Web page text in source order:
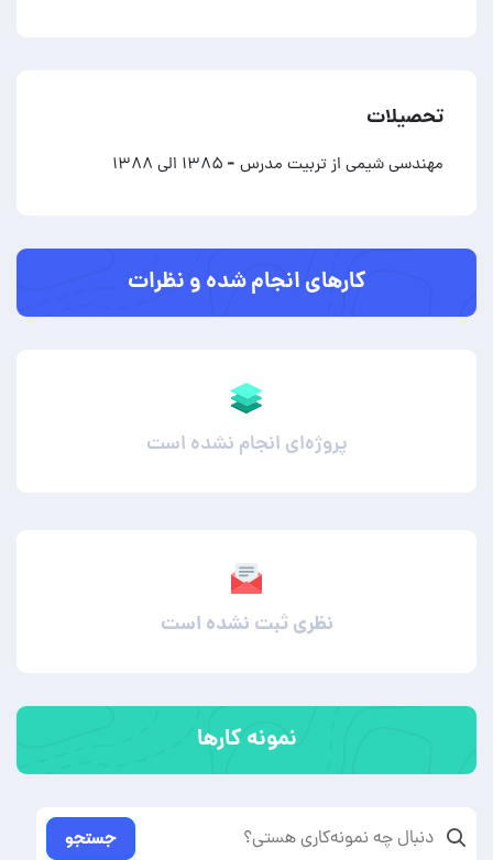
تحصیلات
مهندسی شیمی از تربیت مدرس - ۱۳۸۵ الی ۱۳۸۸
کارهای انجام شده و نظرات
پروژه‌ای انجام نشده است
نظری ثبت نشده است
نمونه کارها
جستجو